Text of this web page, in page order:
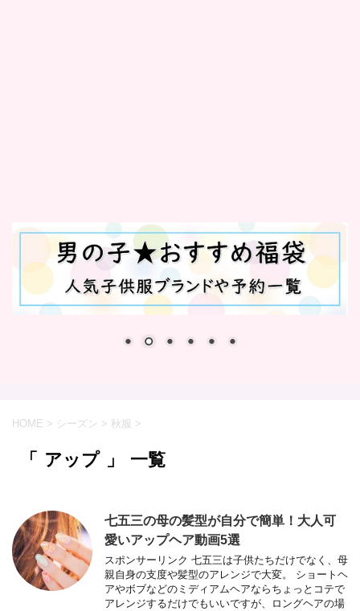
HOME > シーズン > 秋服 >
「 アップ 」 一覧
七五三の母の髪型が自分で簡単！大人可
愛いアップヘア動画5選
スポンサーリンク 七五三は子供たちだけでなく、母
親自身の支度や髪型のアレンジで大変。 ショートヘ
アやボブなどのミディアムヘアならちょっとコテで
アレンジするだけでもいいですが、ロングヘアの場